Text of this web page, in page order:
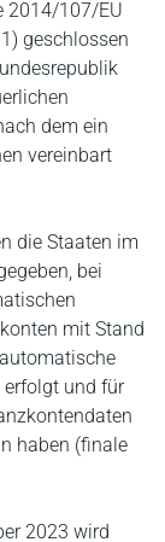
2014/107/EU
geschlossen
dem ein
vereinbart
die Staaten im
bei
mit Stand
erfolgt und für
haben (finale
2023 wird